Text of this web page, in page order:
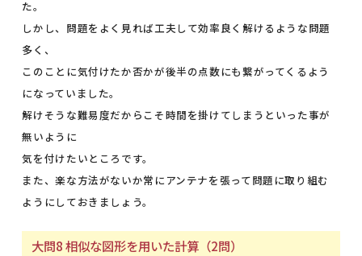
た。
しかし、問題をよく見れば工夫して効率良く解けるような問題
多く、
このことに気付けたか否かが後半の点数にも繋がってくるよう
になっていました。
解けそうな難易度だからこそ時間を掛けてしまうといった事が
無いように
気を付けたいところです。
また、楽な方法がないか常にアンテナを張って問題に取り組む
ようにしておきましょう。
大問8 相似な図形を用いた計算（2問）